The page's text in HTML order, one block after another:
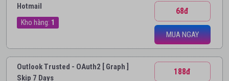
Hotmail
Kho hàng: 1
68đ
MUA NGAY
Outlook Trusted - OAuth2 [ Graph ]
Skip 7 Days
188đ